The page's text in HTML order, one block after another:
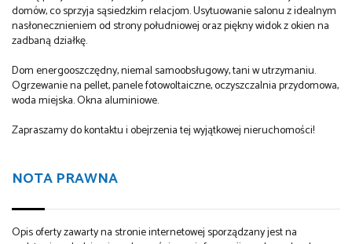
domów, co sprzyja sąsiedzkim relacjom. Usytuowanie salonu z idealnym
nasłonecznieniem od strony południowej oraz piękny widok z okien na
zadbaną działkę.
Dom energooszczędny, niemal samoobsługowy, tani w utrzymaniu.
Ogrzewanie na pellet, panele fotowoltaiczne, oczyszczalnia przydomowa,
woda miejska. Okna aluminiowe.
Zapraszamy do kontaktu i obejrzenia tej wyjątkowej nieruchomości!
NOTA PRAWNA
Opis oferty zawarty na stronie internetowej sporządzany jest na